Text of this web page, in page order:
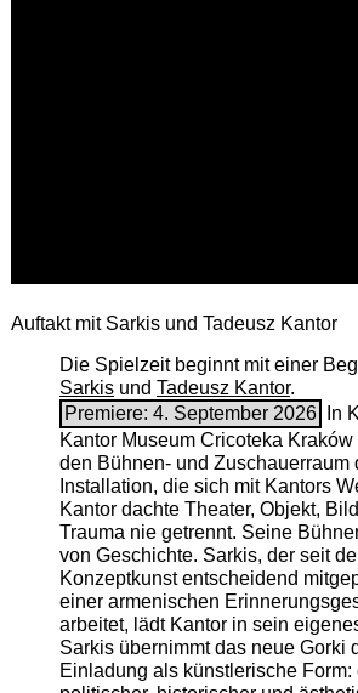
Auftakt mit Sarkis und Tadeusz Kantor
Die Spielzeit beginnt mit einer
Sarkisund Tadeusz Kantor.
Premiere: 4. September 2026
In
Kantor Museum Cricoteka
den Bühnen- und Zuschauerraum
Installation, die sich mit Kantors
Kantor dachte Theater, Objekt,
Trauma nie getrennt. Seine
von Geschichte. Sarkis, der seit
Konzeptkunst entscheidend
einer armenischen
arbeitet, lädt Kantor in sein
Sarkis übernimmt das neue Gorki
Einladung als künstlerische Form: